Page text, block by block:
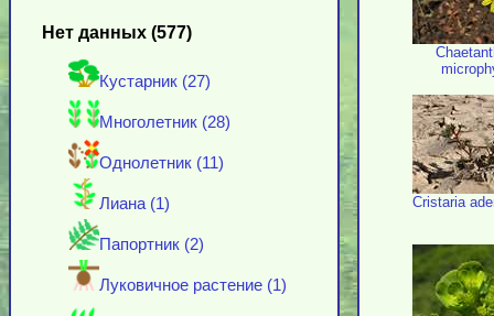
Нет данных (577)
Кустарник (27)
Многолетник (28)
Однолетник (11)
Лиана (1)
Папортник (2)
Луковичное растение (1)
Cristaria